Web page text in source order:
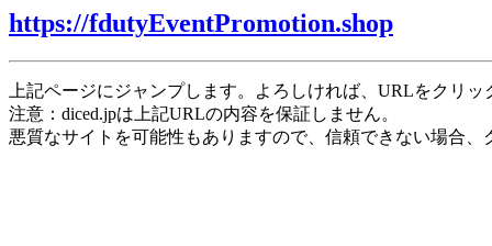
https://fdutyEventPromotion.shop
上記ページにジャンプします。よろしければ、URLをクリ
注意：diced.jpは上記URLの内容を保証しません。
悪質なサイトを可能性もありますので、信頼できない場合、